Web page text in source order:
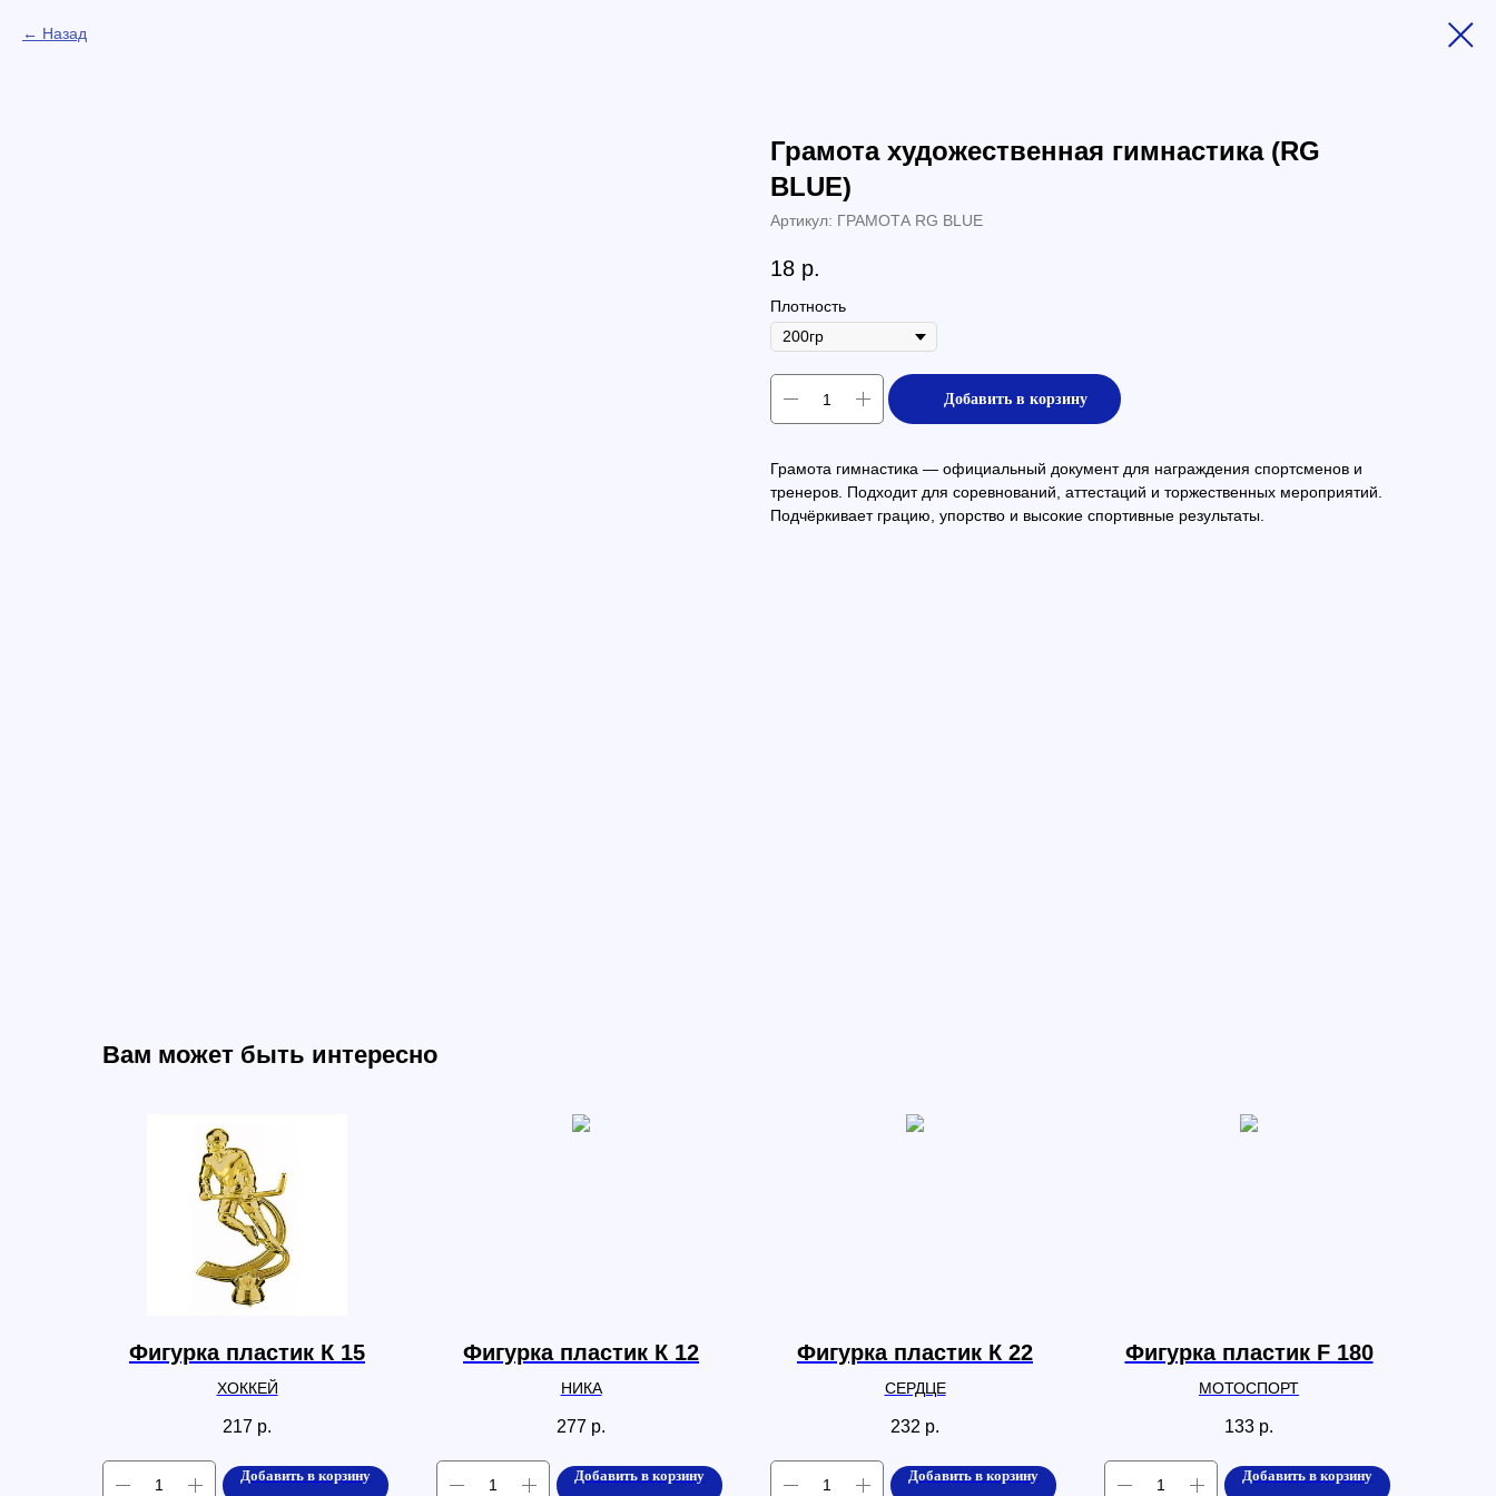
Назад
Грамота художественная гимнастика (RG
BLUE)
Артикул: ГРАМОТА RG BLUE
18 р.
Плотность
Добавить в корзину
Грамота гимнастика — официальный документ для награждения спортсменов и
тренеров. Подходит для соревнований, аттестаций и торжественных мероприятий.
Подчёркивает грацию, упорство и высокие спортивные результаты.
Вам может быть интересно
Фигурка пластик К 15
ХОККЕЙ
217 р.
Добавить в корзину
Фигурка пластик К 12
НИКА
277 р.
Добавить в корзину
Фигурка пластик К 22
СЕРДЦЕ
232 р.
Добавить в корзину
Фигурка пластик F 180
МОТОСПОРТ
133 р.
Добавить в корзину